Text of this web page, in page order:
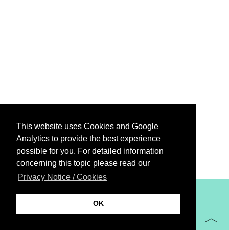
This website uses Cookies and Google
Analytics to provide the best experience
possible for you. For detailed information
concerning this topic please read our
Privacy Notice / Cookies
OK
XiBIT Infoguide 2021